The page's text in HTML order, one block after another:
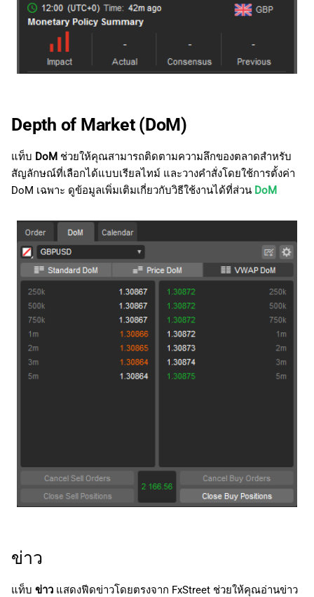
Depth of Market (DoM)
แท็บ DoM ช่วยให้คุณสามารถติดตามความลึกของตลาดสำหรับ
สัญลักษณ์ที่เลือกได้แบบเรียลไทม์ และวางคำสั่งโดยใช้การตั้งค่า
DoM เฉพาะ ดูข้อมูลเพิ่มเติมเกี่ยวกับวิธีใช้งานได้ที่ส่วน DoM
ข่าว
แท็บ ข่าว แสดงฟีดข่าวโดยตรงจาก FxStreet ช่วยให้คุณอ่านข่าว